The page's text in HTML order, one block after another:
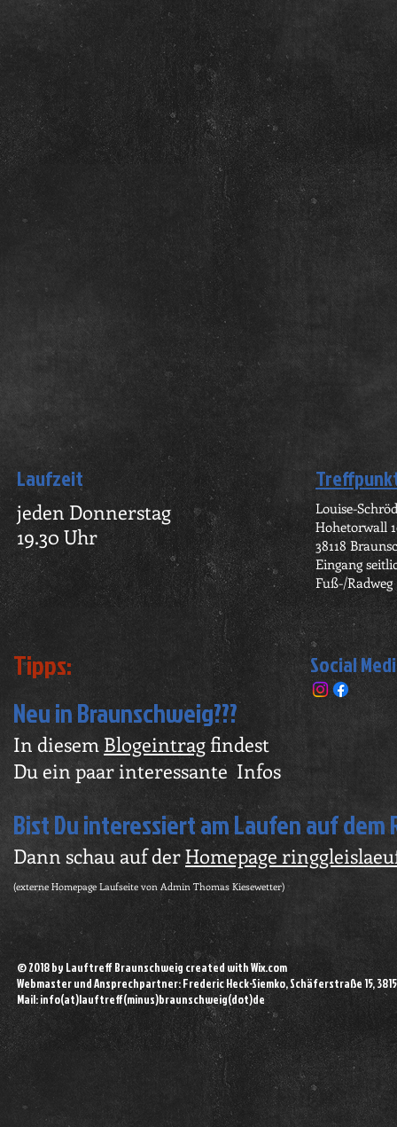
Laufzeit
jeden Donnerstag
19.30 Uhr
Tipps:
Neu in Braunschweig???
Louise-
Hohetorwall
38118
Eingang
Fuß-/Radweg
Social
In diesem Blogeintrag findest
Du ein paar interessante Infos
Bist Du interessiert am Laufen auf dem
Dann schau auf derHomepage
(externe Homepage Laufseite von Admin Thomas Kiesewetter)
© 2018 by Lauftreff Braunschweig created withWix.com
Webmaster und Ansprechpartner: Frederic Heck-Siemko, Schäferstraße 15,
Mail: info(at)lauftreff(minus)braunschweig(dot)de